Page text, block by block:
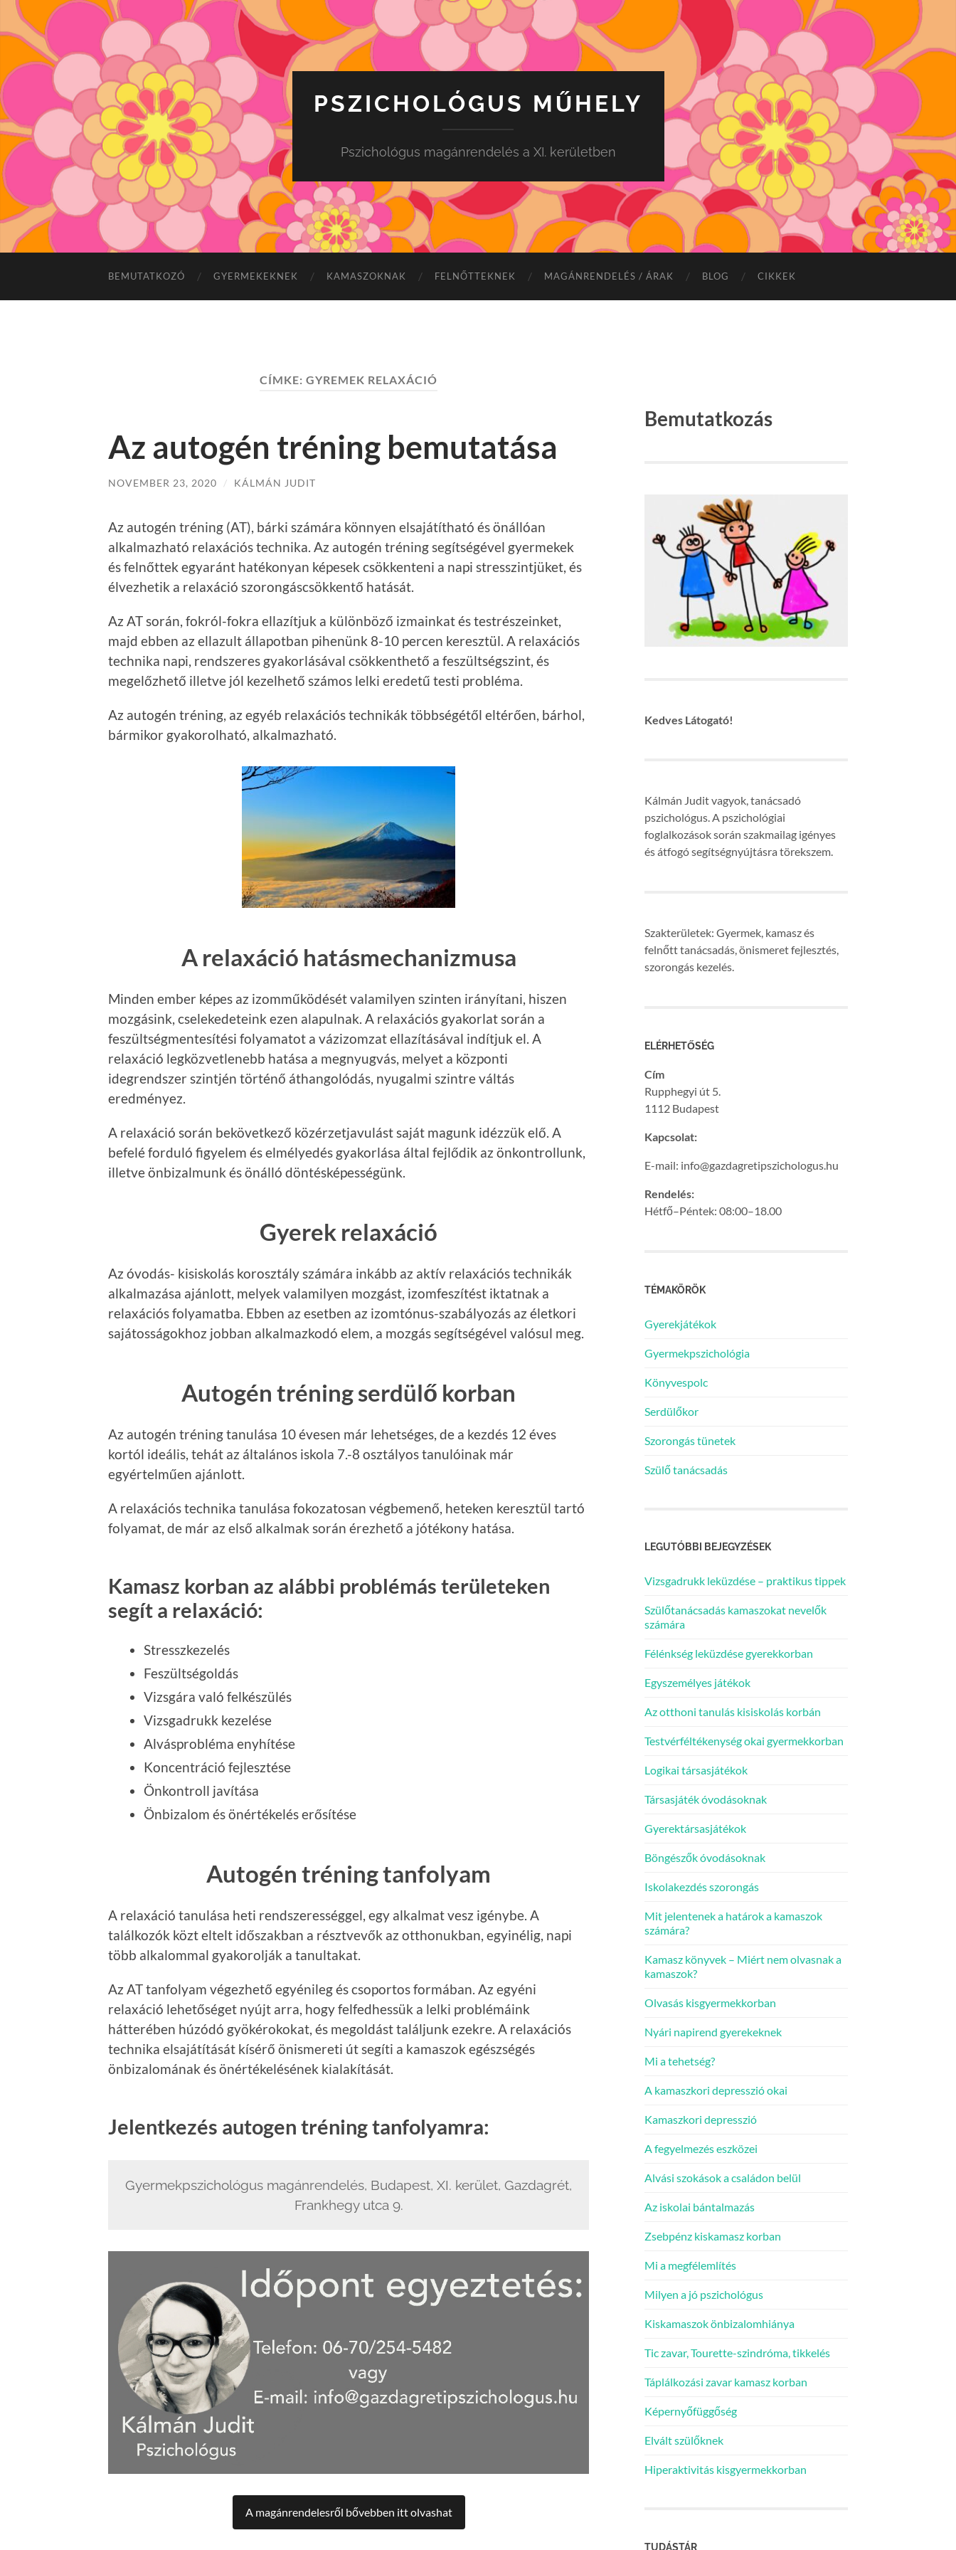
PSZICHOLÓGUS MŰHELY
Pszichológus magánrendelés a XI. kerületben
BEMUTATKOZÓ GYERMEKEKNEK KAMASZOKNAK FELNŐTTEKNEK MAGÁNRENDELÉS / ÁRAK BLOG CIKKEK
CÍMKE: GYREMEK RELAXÁCIÓ
Az autogén tréning bemutatása
NOVEMBER 23, 2020 / KÁLMÁN JUDIT
Az autogén tréning (AT), bárki számára könnyen elsajátítható és önállóan
alkalmazható relaxációs technika. Az autogén tréning segítségével gyermekek
és felnőttek egyaránt hatékonyan képesek csökkenteni a napi stresszintjüket, és
élvezhetik a relaxáció szorongáscsökkentő hatását.
Az AT során, fokról-fokra ellazítjuk a különböző izmainkat és testrészeinket,
majd ebben az ellazult állapotban pihenünk 8-10 percen keresztül. A relaxációs
technika napi, rendszeres gyakorlásával csökkenthető a feszültségszint, és
megelőzhető illetve jól kezelhető számos lelki eredetű testi probléma.
Az autogén tréning, az egyéb relaxációs technikák többségétől eltérően, bárhol,
bármikor gyakorolható, alkalmazható.
A relaxáció hatásmechanizmusa
Minden ember képes az izomműködését valamilyen szinten irányítani, hiszen
mozgásink, cselekedeteink ezen alapulnak. A relaxációs gyakorlat során a
feszültségmentesítési folyamatot a vázizomzat ellazításával indítjuk el. A
relaxáció legközvetlenebb hatása a megnyugvás, melyet a központi
idegrendszer szintjén történő áthangolódás, nyugalmi szintre váltás
eredményez.
A relaxáció során bekövetkező közérzetjavulást saját magunk idézzük elő. A
befelé forduló figyelem és elmélyedés gyakorlása által fejlődik az önkontrollunk,
illetve önbizalmunk és önálló döntésképességünk.
Gyerek relaxáció
Az óvodás- kisiskolás korosztály számára inkább az aktív relaxációs technikák
alkalmazása ajánlott, melyek valamilyen mozgást, izomfeszítést iktatnak a
relaxációs folyamatba. Ebben az esetben az izomtónus-szabályozás az életkori
sajátosságokhoz jobban alkalmazkodó elem, a mozgás segítségével valósul meg.
Autogén tréning serdülő korban
Az autogén tréning tanulása 10 évesen már lehetséges, de a kezdés 12 éves
kortól ideális, tehát az általános iskola 7.-8 osztályos tanulóinak már
egyértelműen ajánlott.
A relaxációs technika tanulása fokozatosan végbemenő, heteken keresztül tartó
folyamat, de már az első alkalmak során érezhető a jótékony hatása.
Kamasz korban az alábbi problémás területeken
segít a relaxáció:
Stresszkezelés
Feszültségoldás
Vizsgára való felkészülés
Vizsgadrukk kezelése
Alvásprobléma enyhítése
Koncentráció fejlesztése
Önkontroll javítása
Önbizalom és önértékelés erősítése
Autogén tréning tanfolyam
A relaxáció tanulása heti rendszerességgel, egy alkalmat vesz igénybe. A
találkozók közt eltelt időszakban a résztvevők az otthonukban, egyinélig, napi
több alkalommal gyakorolják a tanultakat.
Az AT tanfolyam végezhető egyénileg és csoportos formában. Az egyéni
relaxáció lehetőséget nyújt arra, hogy felfedhessük a lelki problémáink
hátterében húzódó gyökérokokat, és megoldást találjunk ezekre. A relaxációs
technika elsajátítását kísérő önismereti út segíti a kamaszok egészségés
önbizalomának és önértékelésének kialakítását.
Jelentkezés autogen tréning tanfolyamra:
Gyermekpszichológus magánrendelés, Budapest, XI. kerület, Gazdagrét,
Frankhegy utca 9.
A magánrendelesről bővebben itt olvashat
Bemutatkozás
Kedves Látogató!
Kálmán Judit vagyok, tanácsadó
pszichológus. A pszichológiai
foglalkozások során szakmailag igényes
és átfogó segítségnyújtásra törekszem.
Szakterületek: Gyermek, kamasz és
felnőtt tanácsadás, önismeret fejlesztés,
szorongás kezelés.
ELÉRHETŐSÉG
Cím
Rupphegyi út 5.
1112 Budapest
Kapcsolat:
E-mail: info@gazdagretipszichologus.hu
Rendelés:
Hétfő–Péntek: 08:00–18.00
TÉMAKÖRÖK
Gyerekjátékok
Gyermekpszichológia
Könyvespolc
Serdülőkor
Szorongás tünetek
Szülő tanácsadás
LEGUTÓBBI BEJEGYZÉSEK
Vizsgadrukk leküzdése – praktikus tippek
Szülőtanácsadás kamaszokat nevelők
számára
Félénkség leküzdése gyerekkorban
Egyszemélyes játékok
Az otthoni tanulás kisiskolás korbán
Testvérféltékenység okai gyermekkorban
Logikai társasjátékok
Társasjáték óvodásoknak
Gyerektársasjátékok
Böngészők óvodásoknak
Iskolakezdés szorongás
Mit jelentenek a határok a kamaszok
számára?
Kamasz könyvek – Miért nem olvasnak a
kamaszok?
Olvasás kisgyermekkorban
Nyári napirend gyerekeknek
Mi a tehetség?
A kamaszkori depresszió okai
Kamaszkori depresszió
A fegyelmezés eszközei
Alvási szokások a családon belül
Az iskolai bántalmazás
Zsebpénz kiskamasz korban
Mi a megfélemlítés
Milyen a jó pszichológus
Kiskamaszok önbizalomhiánya
Tic zavar, Tourette-szindróma, tikkelés
Táplálkozási zavar kamasz korban
Képernyőfüggőség
Elvált szülőknek
Hiperaktivitás kisgyermekkorban
TUDÁSTÁR